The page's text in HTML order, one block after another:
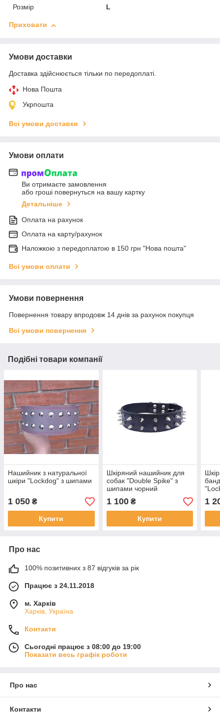
Розмір
L
Приховати
Умови доставки
Доставка здійснюється тільки по передоплаті.
Нова Пошта
Укрпошта
Всі умови доставки
Умови оплати
Ви отримаєте замовлення
або гроші повернуться на вашу картку
Детальніше
Оплата на рахунок
Оплата на карту/рахунок
Наложкою з передоплатою в 150 грн "Нова пошта"
Всі умови оплати
Умови повернення
Повернення товару впродовж 14 днів за рахунок покупця
Всі умови повернення
Подібні товари компанії
Нашийник з натуральної
шкіри "Lockdog" з шипами
1 050 ₴
Купити
Шкіряний нашийник для
собак "Double Spike" з
шипами чорний
1 100₴
Купити
1
Про нас
100% позитивних з 87 відгуків за рік
Працює з 24.11.2018
м. Харків
Харків, Україна
Контакти
Сьогодні працює з 08:00 до 19:00
Показати весь графік роботи
Про нас
Контакти